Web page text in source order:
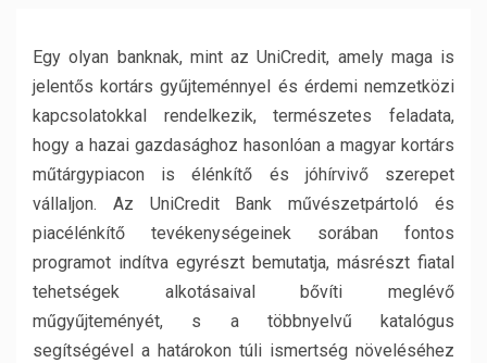
Egy olyan banknak, mint az UniCredit, amely maga is
jelentős kortárs gyűjteménnyel és érdemi nemzetközi
kapcsolatokkal rendelkezik, természetes feladata,
hogy a hazai gazdasághoz hasonlóan a magyar kortárs
műtárgypiacon is élénkítő és jóhírvivő szerepet
vállaljon. Az UniCredit Bank művészetpártoló és
piacélénkítő tevékenységeinek sorában fontos
programot indítva egyrészt bemutatja, másrészt fiatal
tehetségek alkotásaival bővíti meglévő
műgyűjteményét, s a többnyelvű katalógus
segítségével a határokon túli ismertség növeléséhez